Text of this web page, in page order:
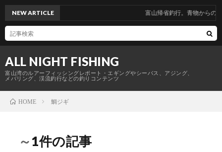
ALL NIGHT FISHING
富山湾のルアーフィッシングレポート・エギングやシーバス、アジング、
メバリング、渓流釣行などの釣りコンテンツ
NEW ARTICLE 富山帰省釣行。青物からのヤリイ
HOME 鯛ジギ
～1件の記事